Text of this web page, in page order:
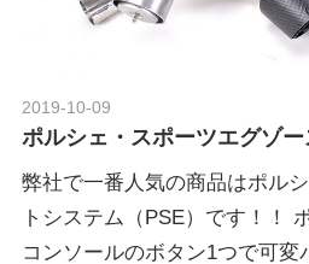
2019-10-09
ポルシェ・スポーツエグゾ
弊社で一番人気の商品はポル
トシステム（PSE）です！！
コンソールのボタン1つで可変